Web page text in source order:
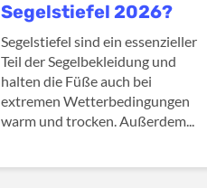
Segelstiefel 2026?
Segelstiefel sind ein essenzieller
Teil der Segelbekleidung und
halten die Füße auch bei
extremen Wetterbedingungen
warm und trocken. Außerdem...